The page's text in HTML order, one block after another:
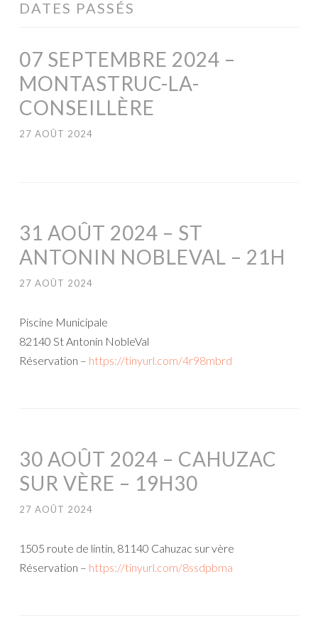
DATES PASSÉS
07 SEPTEMBRE 2024 –
MONTASTRUC-LA-
CONSEILLÈRE
27 AOÛT 2024
31 AOÛT 2024 – ST
ANTONIN NOBLEVAL – 21H
27 AOÛT 2024
Piscine Municipale
82140 St Antonin NobleVal
Réservation – https://tinyurl.com/4r98mbrd
30 AOÛT 2024 – CAHUZAC
SUR VÈRE – 19H30
27 AOÛT 2024
1505 route de lintin, 81140 Cahuzac sur vère
Réservation – https://tinyurl.com/8ssdpbma